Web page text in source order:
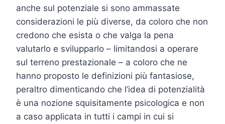
anche sul potenziale si sono ammassate
considerazioni le più diverse, da coloro che non
credono che esista o che valga la pena
valutarlo e svilupparlo – limitandosi a operare
sul terreno prestazionale – a coloro che ne
hanno proposto le definizioni più fantasiose,
peraltro dimenticando che l’idea di potenzialità
è una nozione squisitamente psicologica e non
a caso applicata in tutti i campi in cui si